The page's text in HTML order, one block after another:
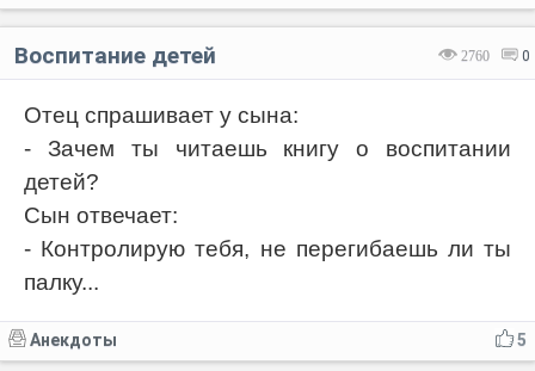
2760 0
Воспитание детей
Отец спрашивает у сына:
- Зачем ты читаешь книгу о воспитании
детей?
Сын отвечает:
- Контролирую тебя, не перегибаешь ли ты
палку...
5
Анекдоты